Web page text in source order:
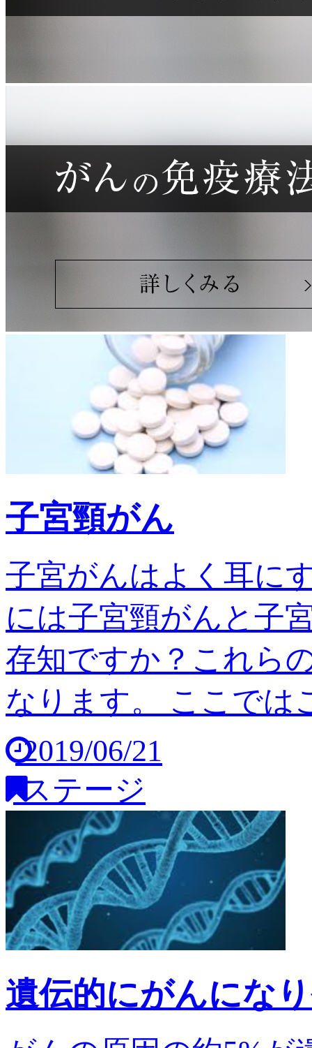
子宮頸がん
子宮がんはよく耳に
には子宮頸がんと子
存知ですか？これら
なります。 ここでは
2019/06/21
ステージ
遺伝的にがんにな